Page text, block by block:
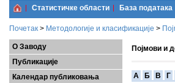
Статистичке области Базa података
Почетак > Методологије и класификације >
О Заводу
Публикације
Календар публиковања
Појмови и
A Б В Г